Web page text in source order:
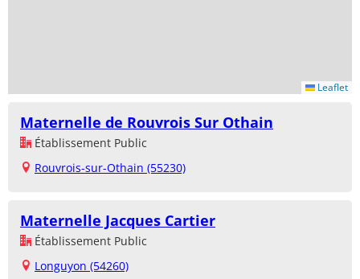
Leaflet
Maternelle de Rouvrois Sur Othain
Établissement Public
Rouvrois-sur-Othain (55230)
Maternelle Jacques Cartier
Établissement Public
Longuyon (54260)